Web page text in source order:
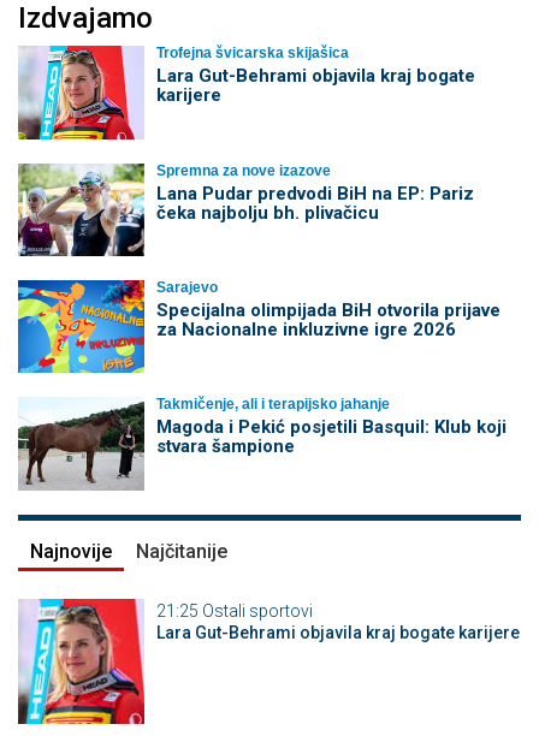
Izdvajamo
Trofejna švicarska skijašica
Lara Gut-Behrami objavila kraj bogate
karijere
Spremna za nove izazove
Lana Pudar predvodi BiH na EP: Pariz
čeka najbolju bh. plivačicu
Sarajevo
Specijalna olimpijada BiH otvorila prijave
za Nacionalne inkluzivne igre 2026
Takmičenje, ali i terapijsko jahanje
Magoda i Pekić posjetili Basquil: Klub koji
stvara šampione
Najnovije Najčitanije
21:25 Ostali sportovi
Lara Gut-Behrami objavila kraj bogate karijere